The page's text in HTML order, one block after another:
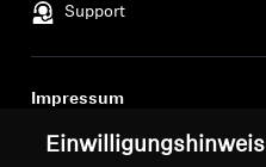
Support
Impressum
Vertrag widerrufen
Einwilligungshinweis